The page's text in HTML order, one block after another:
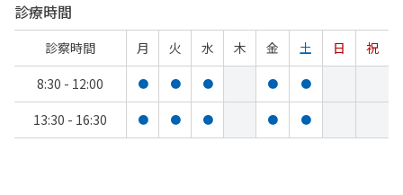
診療時間
診察時間 月 火 水 木 金 土 日
祝
8:30 - 12:00
● ● ● ● ●
13:30 - 16:30 ● ● ● ● ●